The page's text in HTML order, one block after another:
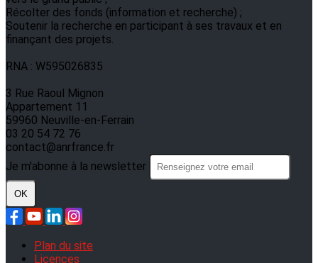
Récolter des fonds (information et recherche) ;
Soutenir la recherche en participant à ses travaux et en
finançant des projets.
RNA : W595026835
3 Rue Raoul Mignon
Appartement 11
59960 Neuville-en-Ferrain
03 20 54 72 76
contact@anrfrance.fr
Je m'abonne à la newsletter
OK
Plan du site
Licences